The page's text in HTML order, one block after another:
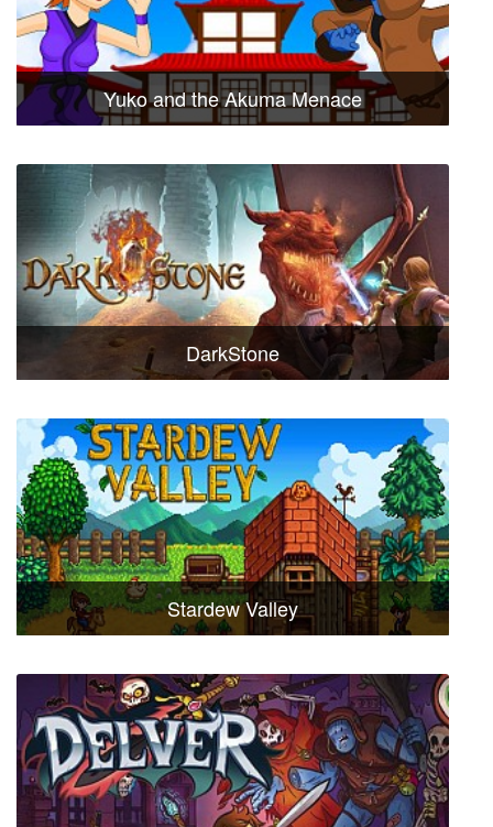
Yuko and the Akuma Menace
DarkStone
Stardew Valley